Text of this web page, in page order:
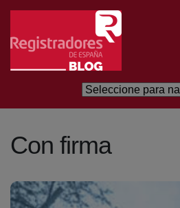
Skip to Main Content
Con firma